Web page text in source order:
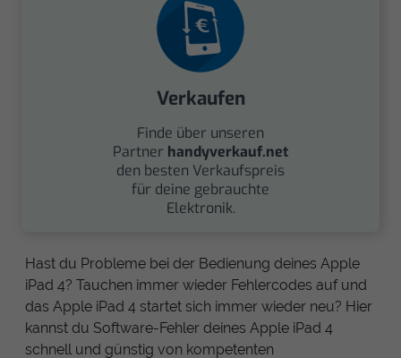
Verkaufen
Finde über unseren
Partner handyverkauf.net
den besten Verkaufspreis
für deine gebrauchte
Elektronik.
Hast du Probleme bei der Bedienung deines Apple
iPad 4? Tauchen immer wieder Fehlercodes auf und
das Apple iPad 4 startet sich immer wieder neu? Hier
kannst du Software-Fehler deines Apple iPad 4
schnell und günstig von kompetenten